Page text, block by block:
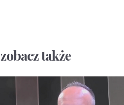
zobacz także